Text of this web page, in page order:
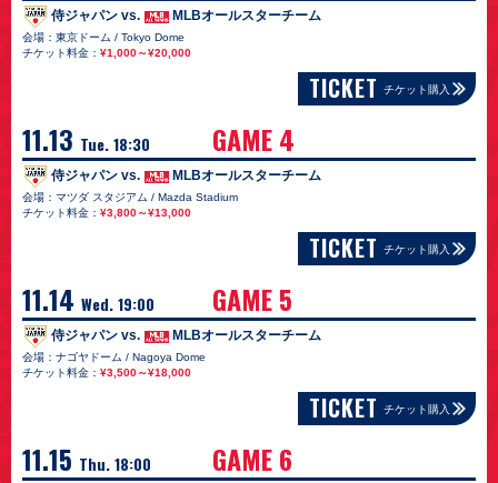
侍ジャパン vs. MLBオールスターチーム
会場：東京ドーム / Tokyo Dome
チケット料金： ¥1,000～¥20,000
TICKET チケット購入
11.13 Tue. 18:30 GAME 4
侍ジャパン vs. MLBオールスターチーム
会場：マツダ スタジアム / Mazda Stadium
チケット料金： ¥3,800～¥13,000
TICKET チケット購入
11.14 Wed. 19:00 GAME 5
侍ジャパン vs. MLBオールスターチーム
会場：ナゴヤドーム / Nagoya Dome
チケット料金： ¥3,500～¥18,000
TICKET チケット購入
11.15 Thu. 18:00 GAME 6